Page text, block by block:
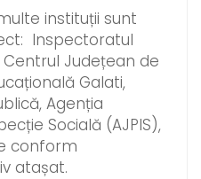
instituții sunt
Inspectoratul
Județean de
Galati,
Agenția
Socială (AJPIS),
conform
atașat.